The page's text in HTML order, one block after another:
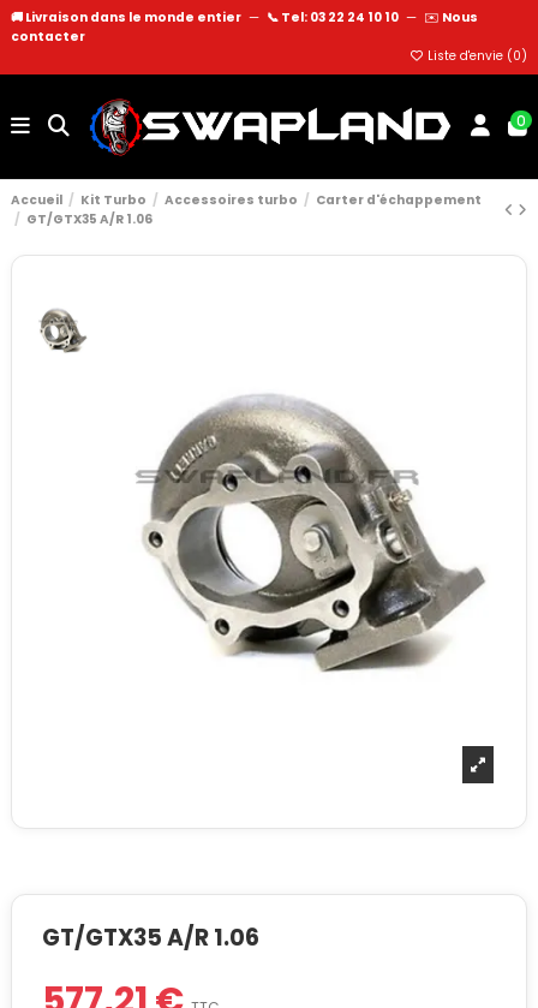
🚚 Livraison dans le monde entier — 📞 Tel: 03 22 24 10 10 — ✉️ Nous
contacter
Liste d'envie (0)
0
Accueil Kit Turbo Accessoires turbo
Carter d'échappement
GT/GTX35 A/R 1.06
GT/GTX35 A/R 1.06